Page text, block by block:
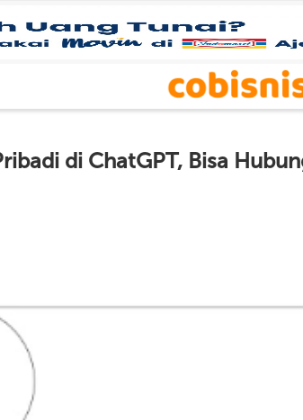
di ChatGPT, Bisa